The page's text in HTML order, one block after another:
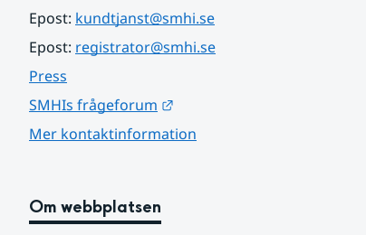
Epost: kundtjanst@smhi.se
Epost: registrator@smhi.se
Press
SMHIs frågeforum
Mer kontaktinformation
Om webbplatsen